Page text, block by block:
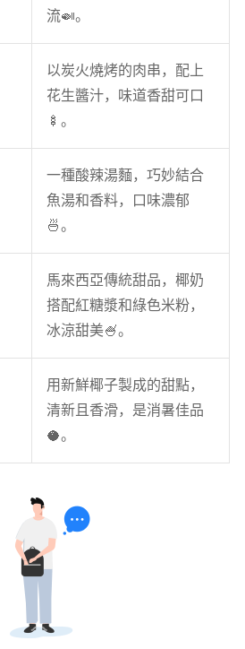
流🍛。
以炭火燒烤的肉串，配上
花生醬汁，味道香甜可口
🍢。
一種酸辣湯麵，巧妙結合
魚湯和香料，口味濃郁
🍜。
馬來西亞傳統甜品，椰奶
搭配紅糖漿和綠色米粉，
冰涼甜美🍧。
用新鮮椰子製成的甜點，
清新且香滑，是消暑佳品
🥥。